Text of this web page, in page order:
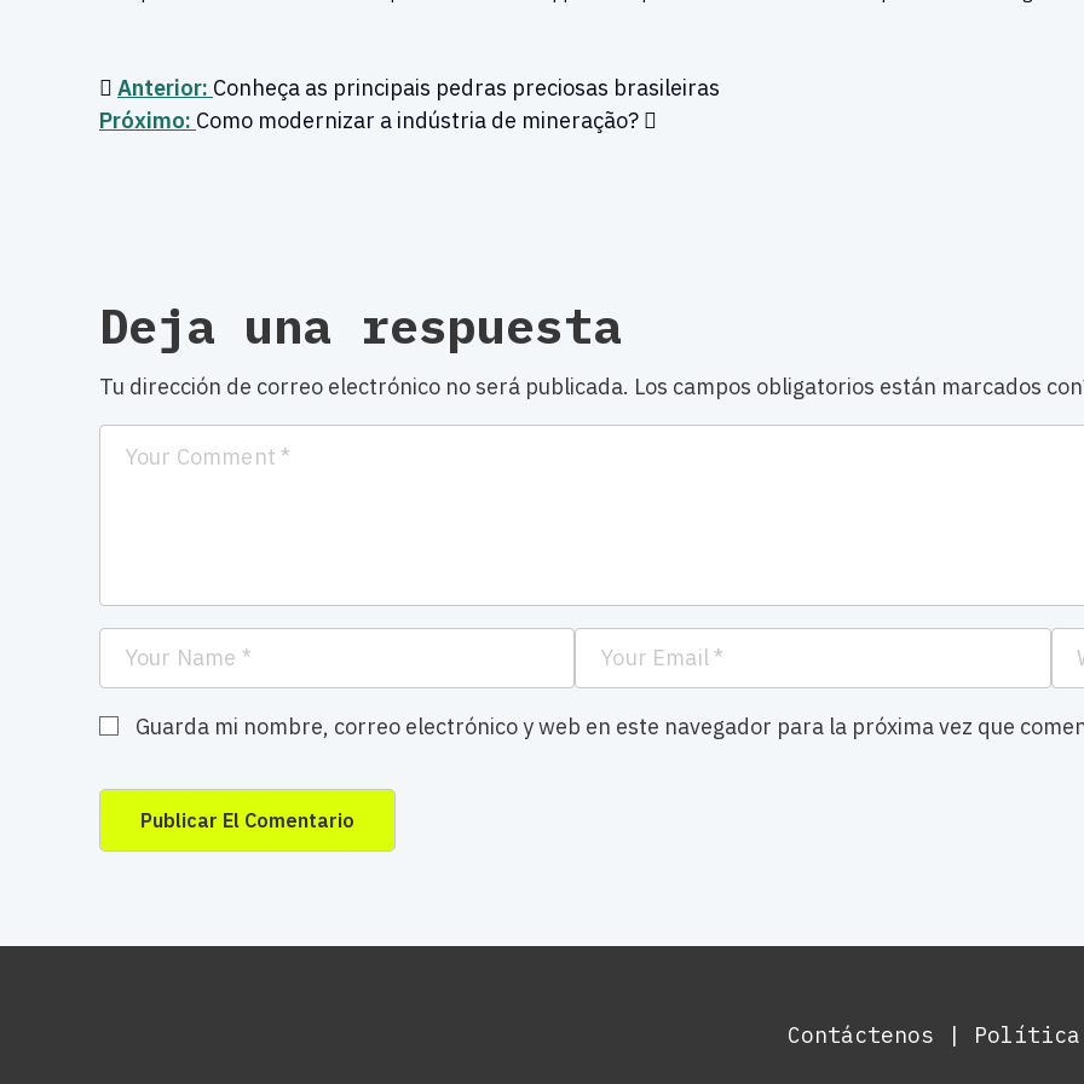
Anterior: Conheça as principais pedras preciosas brasileiras
Próximo: Como modernizar a indústria de mineração?
Deja una respuesta
Tu dirección de correo electrónico no será publicada. Los campos obligatorios están marcados con
Guarda mi nombre, correo electrónico y web en este navegador para la próxima vez que
Contáctenos | Política